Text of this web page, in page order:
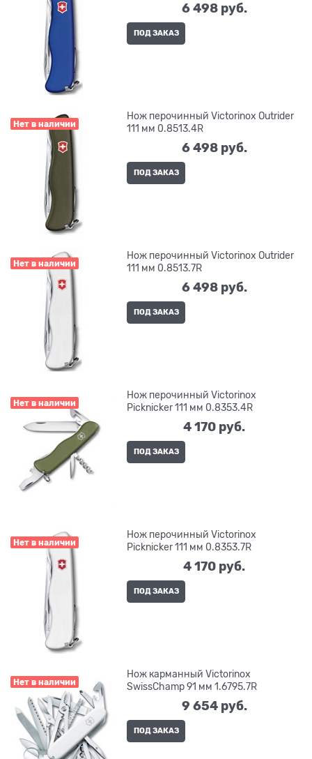
6 498 руб.
ПОД ЗАКАЗ
Нет в наличии
Нож перочинный Victorinox Outrider
111 мм 0.8513.4R
6 498 руб.
ПОД ЗАКАЗ
Нет в наличии
Нож перочинный Victorinox Outrider
111 мм 0.8513.7R
6 498 руб.
ПОД ЗАКАЗ
Нет в наличии
Нож перочинный Victorinox
Picknicker 111 мм 0.8353.4R
4 170 руб.
ПОД ЗАКАЗ
Нет в наличии
Нож перочинный Victorinox
Picknicker 111 мм 0.8353.7R
4 170 руб.
ПОД ЗАКАЗ
Нет в наличии
Нож карманный Victorinox
SwissChamp 91 мм 1.6795.7R
9 654 руб.
ПОД ЗАКАЗ